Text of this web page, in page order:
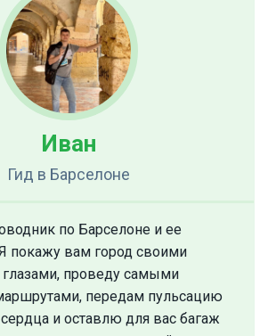
Иван
Гид в Барселоне
по Барселоне и ее
покажу вам город своими
проведу самыми
передам пульсацию
и оставлю для вас багаж